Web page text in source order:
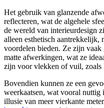
Het gebruik van glanzende
reflecteren, wat de algehele
de wereld van interieurdesign
alleen esthetisch aantrekkelijk,
voordelen bieden. Ze zijn
matte afwerkingen, wat ze
zijn voor vlekken of vuil, zoals
Bovendien kunnen ze een
weerkaatsen, wat vooral nuttig
illusie van meer vierkante